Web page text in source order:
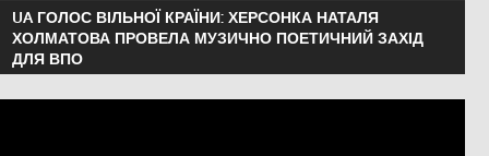
UA ГОЛОС ВІЛЬНОЇ КРАЇНИ: ХЕРСОНКА НАТАЛЯ
ХОЛМАТОВА ПРОВЕЛА МУЗИЧНО ПОЕТИЧНИЙ ЗАХІД
ДЛЯ ВПО